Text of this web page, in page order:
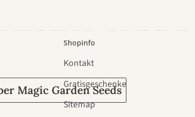
den
Magic Garden Seeds
Shopinfo
Kontakt
Gratisgeschenke
Sitemap